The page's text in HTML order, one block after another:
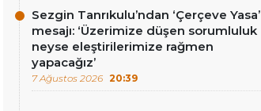
Sezgin Tanrıkulu’ndan ‘Çerçeve Yasa’
mesajı: ‘Üzerimize düşen sorumluluk
neyse eleştirilerimize rağmen
yapacağız’
7 Ağustos 2026 20:39